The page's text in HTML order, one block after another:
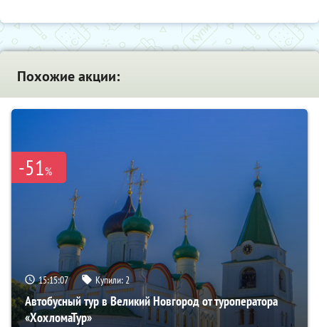
Похожие акции:
-51%
15:15:06 Купили:2
Автобусный тур в Великий Новгород от туроператора
«ХохломаТур»